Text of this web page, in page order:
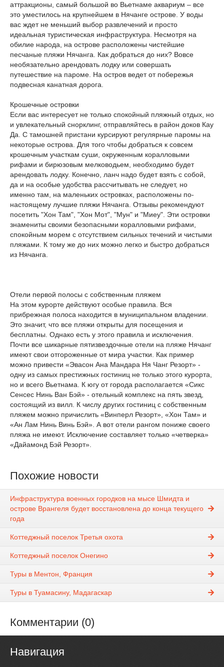
аттракционы, самый большой во Вьетнаме аквариум – все
это уместилось на крупнейшем в Нячанге острове. У воды
вас ждет не меньший выбор развлечений и просто
идеальная туристическая инфраструктура. Несмотря на
обилие народа, на острове расположены чистейшие
песчаные пляжи Нячанга. Как добраться до них? Вовсе
необязательно арендовать лодку или совершать
путешествие на пароме. На остров ведет от побережья
подвесная канатная дорога.
Крошечные островки
Если вас интересует не только спокойный пляжный отдых, но
и увлекательный снорклинг, отправляйтесь в район доков Кау
Да. С тамошней пристани курсируют регулярные паромы на
некоторые острова. Для того чтобы добраться к совсем
крошечным участкам суши, окруженным коралловыми
рифами и бирюзовым мелководьем, необходимо будет
арендовать лодку. Конечно, ланч надо будет взять с собой,
да и на особые удобства рассчитывать не следует, но
именно там, на маленьких островках, расположены по-
настоящему лучшие пляжи Нячанга. Отзывы рекомендуют
посетить "Хон Там", "Хон Мот", "Мун" и "Миеу". Эти островки
знамениты своими безопасными коралловыми рифами,
спокойным морем с отсутствием сильных течений и чистыми
пляжами. К тому же до них можно легко и быстро добраться
из Нячанга.
Отели первой полосы с собственным пляжем
На этом курорте действуют особые правила. Вся
прибрежная полоса находится в муниципальном владении.
Это значит, что все пляжи открыты для посещения и
бесплатны. Однако есть у этого правила и исключения.
Почти все шикарные пятизвездочные отели на пляже Нячанг
имеют свои отгороженные от мира участки. Как пример
можно привести «Эвасон Ана Мандара Ня Чанг Резорт» -
одну из самых престижных гостиниц не только этого курорта,
но и всего Вьетнама. К югу от города располагается «Сикс
Сенсес Нинь Ван Бэй» - отельный комплекс на пять звезд,
состоящий из вилл. К числу других гостиниц с собственным
пляжем можно причислить «Винперл Резорт», «Хон Там» и
«Ан Лам Нинь Винь Бэй». А вот отели рангом пониже своего
пляжа не имеют. Исключение составляет только «четверка»
«Дайамонд Бэй Резорт».
Похожие новости
Инфраструктура военных городков на мысе Шмидта и
острове Врангеля будет восстановлена до конца текущего
года
Коттеджный поселок Третья охота
Коттеджный поселок Онегино
Туры в Ментон, Франция
Туры в Туамасину, Мадагаскар
Комментарии (0)
Навигация